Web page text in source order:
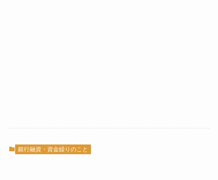
銀行融資・資金繰りのこと